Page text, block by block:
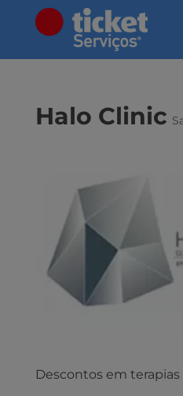
Halo Clinic
Descontos em